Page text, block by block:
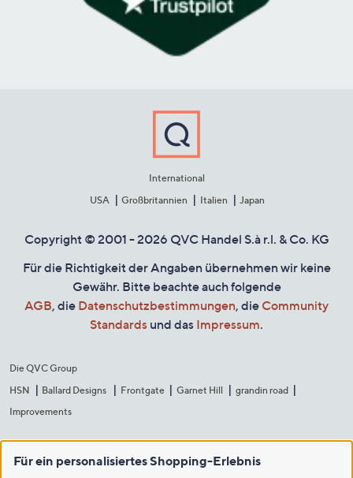
International
USA
Großbritannien Italien Japan
Copyright © 2001 - 2026 QVC Handel S.à r.l. & Co. KG
Für die Richtigkeit der Angaben übernehmen wir keine
Gewähr. Bitte beachte auch folgende
AGB, die Datenschutzbestimmungen, die Community
Standards und das Impressum.
Die QVC Group
HSN
Ballard Designs Frontgate Garnet Hill
grandin road
Improvements
Für ein personalisiertes Shopping-Erlebnis